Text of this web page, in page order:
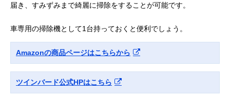
届き、すみずみまで綺麗に掃除をすることが可能です。
車専用の掃除機として1台持っておくと便利でしょう。
Amazonの商品ページはこちらから
ツインバード公式HPはこちら